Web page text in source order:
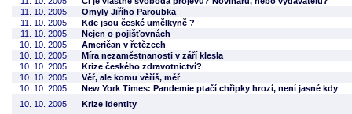
11. 10. 2005
Omyly Jiřího Paroubka
11. 10. 2005
Kde jsou české umělkyně ?
11. 10. 2005
Nejen o pojišťovnách
10. 10. 2005
Američan v řetězech
10. 10. 2005
Míra nezaměstnanosti v září klesla
10. 10. 2005
Krize českého zdravotnictví?
10. 10. 2005
Věř, ale komu věříš, měř
10. 10. 2005
New York Times: Pandemie ptačí chřipky hrozí, není jasné kdy
10. 10. 2005
Krize identity